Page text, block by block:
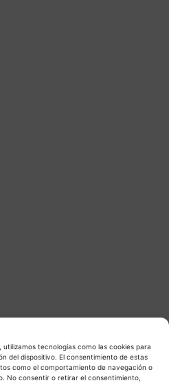
tecnologías como las cookies para
del dispositivo. El consentimiento de estas
como el comportamiento de navegación o
No consentir o retirar el consentimiento,